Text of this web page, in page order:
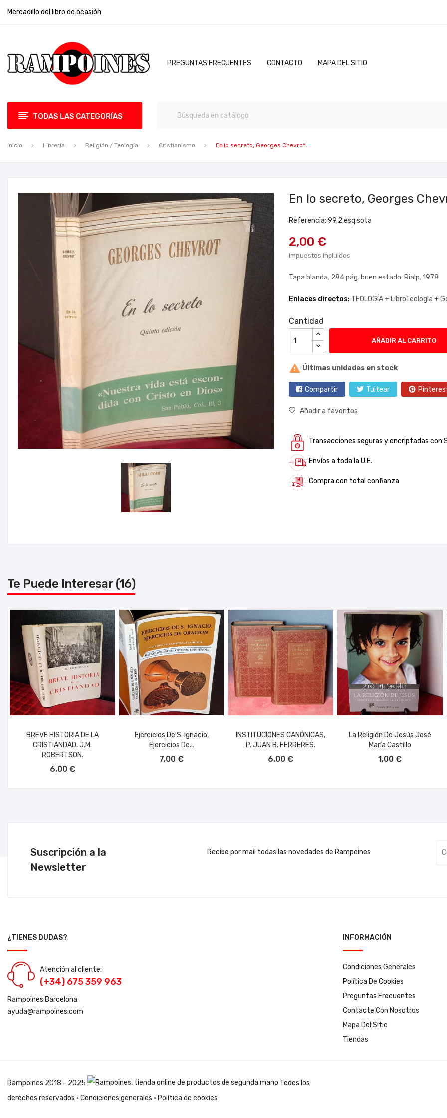
Mercadillo del libro de ocasión
PREGUNTAS FRECUENTES CONTACTO MAPA DEL SITIO
TODAS LAS CATEGORÍAS
Inicio Librería Religión / Teología Cristianismo En lo secreto, Georges Chevrot.
En lo secreto, Georges
Referencia: 99.2.esq.sota
2,00 €
Impuestos incluidos
Tapa blanda, 284 pág. buen estado. Rialp, 1978
Enlaces directos: TEOLOGÍA + LibroTeología +
Cantidad
AÑADIR AL CARRITO
 Últimas unidades en stock
Compartir Tuitear
Añadir a favoritos
Transacciones seguras y encriptadas con
Envíos a toda la U.E.
Compra con total confianza
Te Puede Interesar (16)
BREVE HISTORIA DE LA
CRISTIANDAD, J.M.
ROBERTSON.
6,00 €
Ejercicios De S. Ignacio,
Ejercicios De...
7,00 €
INSTITUCIONES CANÓNICAS,
P. JUAN B. FERRERES.
6,00 €
La Religión De Jesús José
María Castillo
1,00 €
Suscripción a la
Newsletter
Recibe por mail todas las novedades de Rampoines
¿TIENES DUDAS?
Atención al cliente:
(+34) 675 359 963
Rampoines Barcelona
ayuda@rampoines.com
INFORMACIÓN
Condiciones Generales
Política De Cookies
Preguntas Frecuentes
Contacte Con Nosotros
Mapa Del Sitio
Tiendas
Rampoines 2018 - 2025
Todos los
derechos reservados · Condiciones generales · Política de cookies